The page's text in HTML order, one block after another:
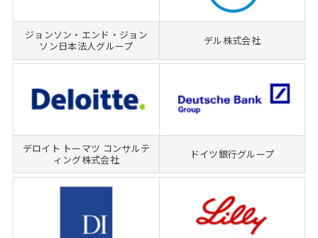
ジョンソン・エンド・ジョン
ソン日本法人グループ
デル株式会社
デロイト トーマツ コンサルテ
ィング株式会社
ドイツ銀行グループ